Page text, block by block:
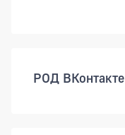
РОД ВКонтакте